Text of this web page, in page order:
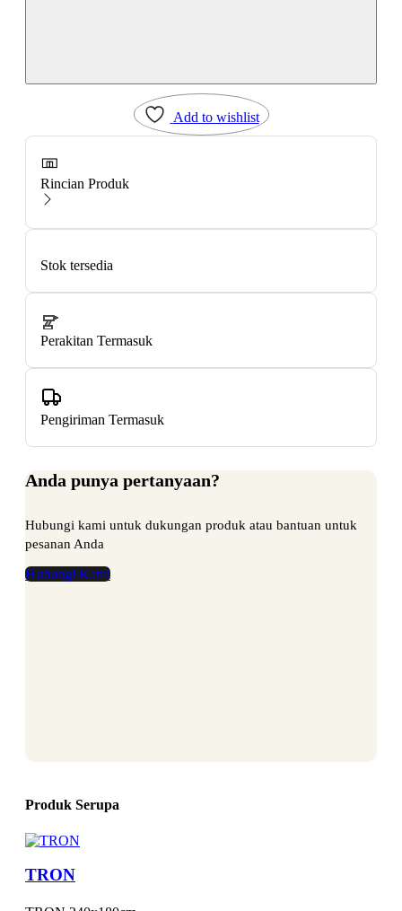
Add to wishlist
Rincian Produk
Stok tersedia
Perakitan Termasuk
Pengiriman Termasuk
Anda punya pertanyaan?
Hubungi kami untuk dukungan produk atau bantuan untuk
pesanan Anda
Hubungi Kami
Produk Serupa
TRON